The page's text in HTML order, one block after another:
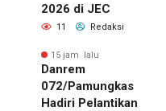
2026 di JEC
11 Redaksi
15 jam lalu
Danrem
072/Pamungkas
Hadiri Pelantikan